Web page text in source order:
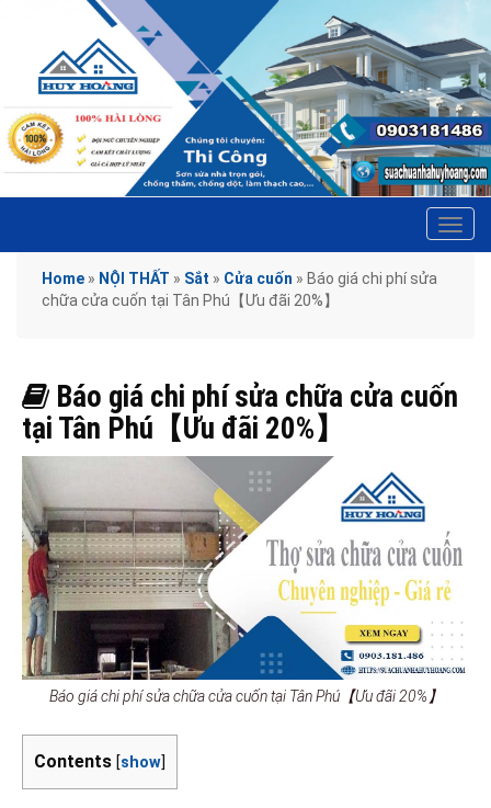
Home » NỘI THẤT » Sắt » Cửa cuốn » Báo giá chi phí sửa
chữa cửa cuốn tại Tân Phú【Ưu đãi 20%】
Báo giá chi phí sửa chữa cửa cuốn
tại Tân Phú【Ưu đãi 20%】
Báo giá chi phí sửa chữa cửa cuốn tại Tân Phú【Ưu đãi 20%】
Contents [show]